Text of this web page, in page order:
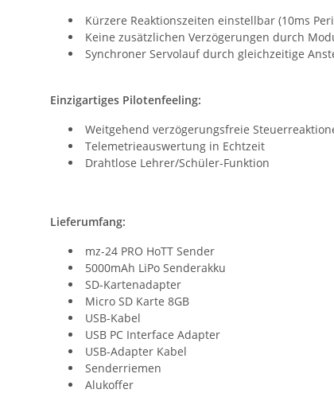
Kürzere Reaktionszeiten einstellbar (10ms
Keine zusätzlichen Verzögerungen durch
Synchroner Servolauf durch gleichzeitige
Einzigartiges Pilotenfeeling:
Weitgehend verzögerungsfreie
Telemetrieauswertung in Echtzeit
Drahtlose Lehrer/Schüler-Funktion
Lieferumfang:
mz-24 PRO HoTT Sender
5000mAh LiPo Senderakku
SD-Kartenadapter
Micro SD Karte 8GB
USB-Kabel
USB PC Interface Adapter
USB-Adapter Kabel
Senderriemen
Alukoffer